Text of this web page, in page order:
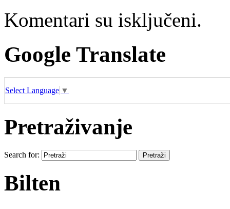
Komentari su isključeni.
Google Translate
Select Language ▼
Pretraživanje
Search for:
Bilten